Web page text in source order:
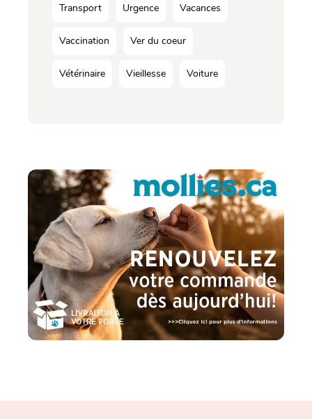
Transport Urgence Vacances
Vaccination Ver du coeur
Vétérinaire Vieillesse Voiture